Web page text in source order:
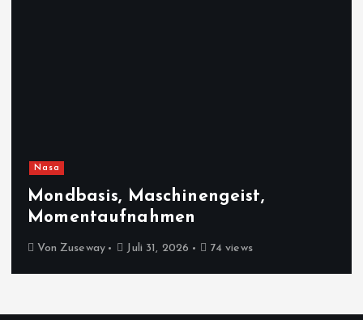
Nasa
Mondbasis, Maschinengeist,
Momentaufnahmen
Von Zuseway Juli 31, 2026 74 views